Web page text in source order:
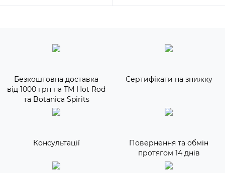
Безкоштовна доставка
від 1000 грн на ТМ Hot Rod
та Botanica Spirits
Сертифікати на знижку
Консультації
Повернення та обмін
протягом 14 днів